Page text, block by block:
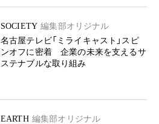
SOCIETY 編集部オリジナル
名古屋テレビ「ミライキャスト」スピ
ンオフに密着 企業の未来を支えるサ
ステナブルな取り組み
EARTH 編集部オリジナル